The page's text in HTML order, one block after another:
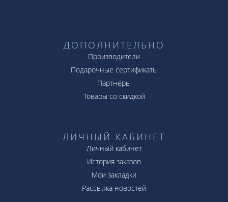
ДОПОЛНИТЕЛЬНО
Производители
Подарочные сертификаты
Партнёры
Товары со скидкой
ЛИЧНЫЙ КАБИНЕТ
Личный кабинет
История заказов
Мои закладки
Рассылка новостей